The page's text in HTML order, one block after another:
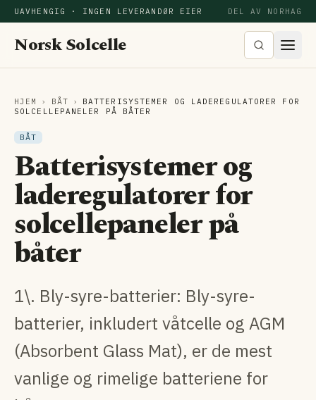
UAVHENGIG · INGEN LEVERANDØR EIER DEL AV NORHAG
Norsk Solcelle
HJEM › BÅT ›
BATTERISYSTEMER OG LADEREGULATORER FOR
SOLCELLEPANELER PÅ BÅTER
BÅT
Batterisystemer og
laderegulatorer for
solcellepaneler på
båter
1\. Bly-syre-batterier: Bly-syre-
batterier, inkludert våtcelle og AGM
(Absorbent Glass Mat), er de mest
vanlige og rimelige batteriene for